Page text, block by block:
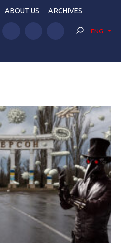
ABOUT US ARCHIVES
ENG